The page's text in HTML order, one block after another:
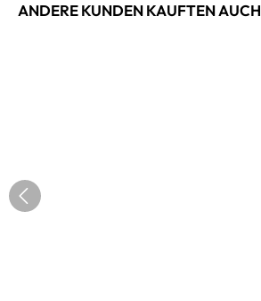
ANDERE KUNDEN KAUFTEN AUCH